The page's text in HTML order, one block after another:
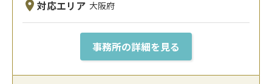
対応エリア 大阪府
事務所の詳細を見る